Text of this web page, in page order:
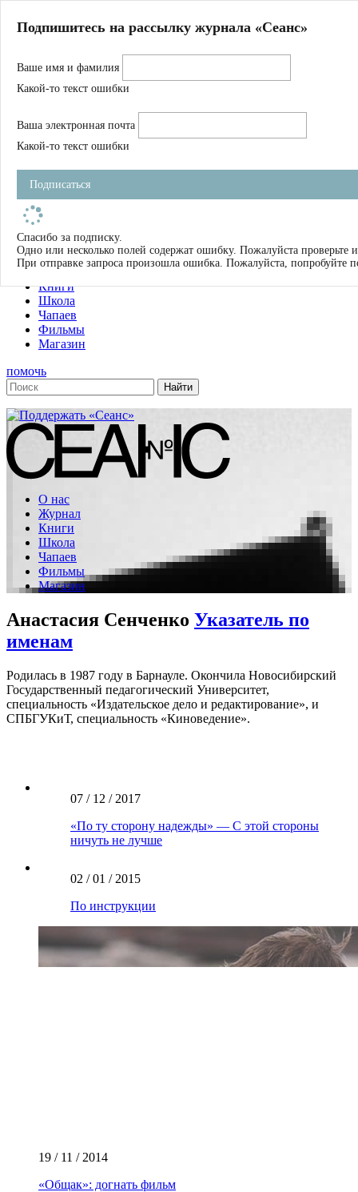
Магазин
Журнал
Школа
Устав
Фильмы
Имена
Тэги
О нас
Журнал
Книги
Школа
Чапаев
Фильмы
Магазин
помочь
О нас
Журнал
Книги
Школа
Чапаев
Фильмы
Магазин
Анастасия Сенченко Указатель по
именам
Родилась в 1987 году в Барнауле. Окончила Новосибирский
Государственный педагогический Университет,
специальность «Издательское дело и редактирование», и
СПБГУКиТ, специальность «Киноведение».
07 / 12 / 2017
«По ту сторону надежды» — С этой стороны
ничуть не лучше
02 / 01 / 2015
По инструкции
19 / 11 / 2014
«Общак»: догнать фильм
Подпишитесь на рассылку журнала «Сеанс»
Ваше имя и фамилия
Какой-то текст ошибки
Ваша электронная почта
Какой-то текст ошибки
Подписаться
Спасибо за подписку.
Одно или несколько полей содержат ошибку. Пожалуйста проверьте
При отправке запроса произошла ошибка. Пожалуйста, попробуйте